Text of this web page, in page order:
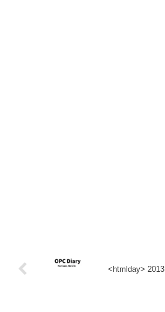
<htmlday> 2013